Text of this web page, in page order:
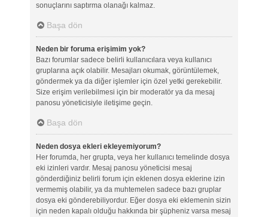
sonuçlarını saptırma olanağı kalmaz.
Başa dön
Neden bir foruma erişimim yok?
Bazı forumlar sadece belirli kullanıcılara veya kullanıcı
gruplarına açık olabilir. Mesajları okumak, görüntülemek,
göndermek ya da diğer işlemler için özel yetki gerekebilir.
Size erişim verilebilmesi için bir moderatör ya da mesaj
panosu yöneticisiyle iletişime geçin.
Başa dön
Neden dosya ekleri ekleyemiyorum?
Her forumda, her grupta, veya her kullanıcı temelinde dosya
eki izinleri vardır. Mesaj panosu yöneticisi mesaj
gönderdiğiniz belirli forum için eklenen dosya eklerine izin
vermemiş olabilir, ya da muhtemelen sadece bazı gruplar
dosya eki gönderebiliyordur. Eğer dosya eki eklemenin sizin
için neden kapalı olduğu hakkında bir şüpheniz varsa mesaj